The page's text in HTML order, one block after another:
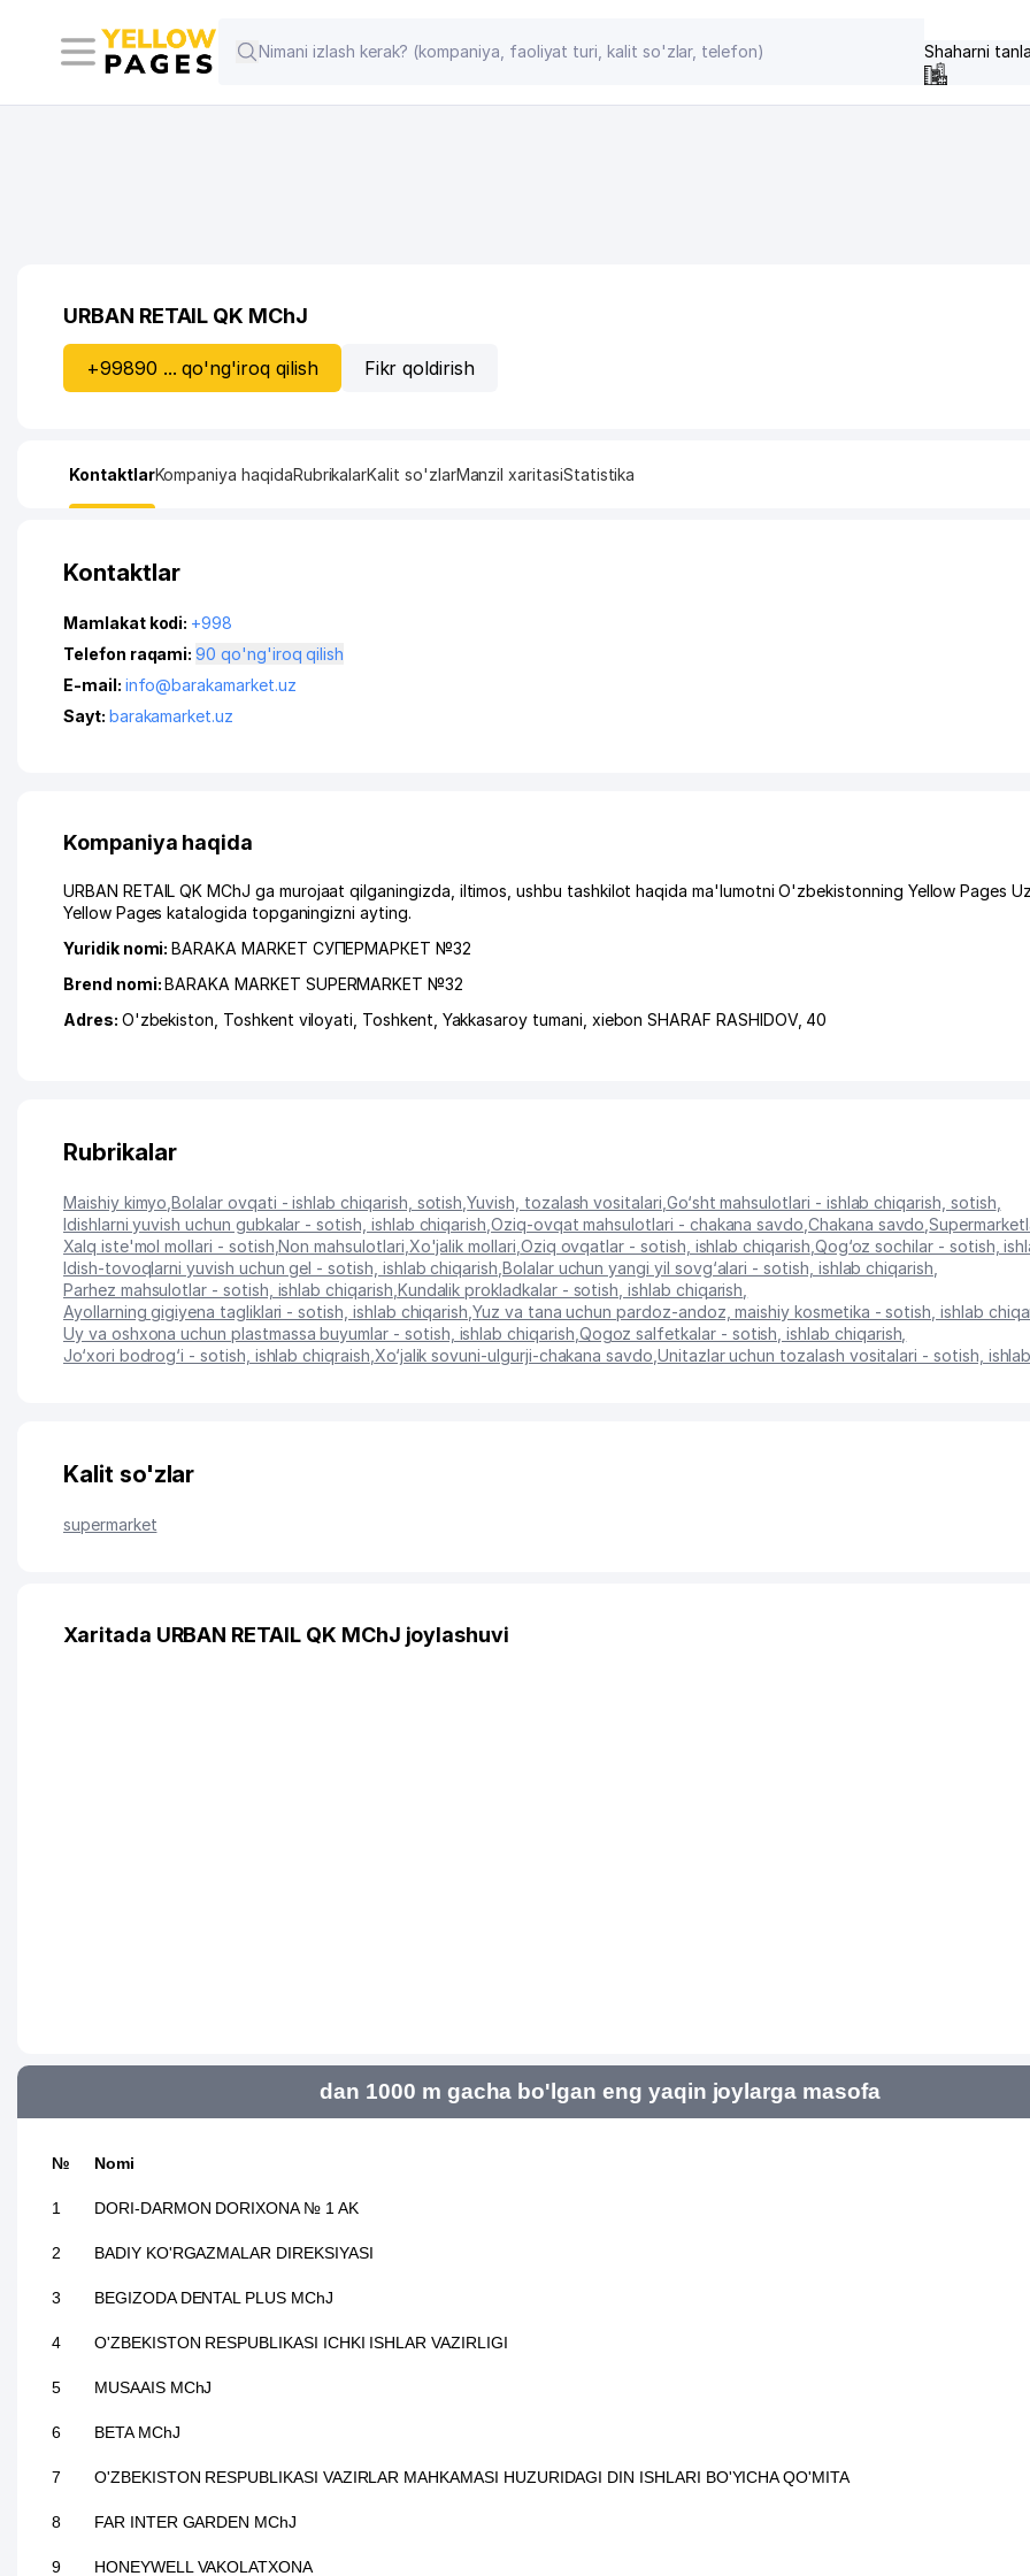
Shaharni
URBAN RETAIL QK MChJ
+99890 ... qo'ng'iroq qilish Fikr qoldirish
KontaktlarKompaniya haqidaRubrikalarKalit so'zlarManzil xaritasiStatistika
Kontaktlar
Mamlakat kodi: +998
Telefon raqami:
90 qo'ng'iroq qilish
E-mail: info@barakamarket.uz
Sayt: barakamarket.uz
Kompaniya haqida
URBAN RETAIL QK MChJ ga murojaat qilganingizda, iltimos, ushbu tashkilot haqida ma'lumotni O'zbekistonning Yellow Pages
Yellow Pages katalogida topganingizni ayting.
Yuridik nomi:BARAKA MARKET СУПЕРМАРКЕТ №32
Brend nomi:BARAKA MARKET SUPERMARKET №32
Adres: O'zbekiston, Toshkent viloyati Toshkent Yakkasaroy tumani xiеbon SHARAF RASHIDOV, 40
Rubrikalar
Maishiy kimyo ,Bolalar ovqati - ishlab chiqarish, sotish ,Yuvish, tozalash vositalari Go‘sht mahsulotlari - ishlab chiqarish, sotish
Idishlarni yuvish uchun gubkalar - sotish, ishlab chiqarish ,Oziq-ovqat mahsulotlari - chakana savdo ,Chakana savdo
Xalq iste'mol mollari - sotish ,Non mahsulotlari Xo'jalik mollari Oziq ovqatlar - sotish, ishlab chiqarish Qog‘oz sochilar - sotish,
Idish-tovoqlarni yuvish uchun gel - sotish, ishlab chiqarish Bolalar uchun yangi yil sovg‘alari - sotish, ishlab chiqarish
Parhez mahsulotlar - sotish, ishlab chiqarish Kundalik prokladkalar - sotish, ishlab chiqarish
Ayollarning gigiyena tagliklari - sotish, ishlab chiqarish ,Yuz va tana uchun pardoz-andoz, maishiy kosmetika - sotish, ishlab
Uy va oshxona uchun plastmassa buyumlar - sotish, ishlab chiqarish Qogoz salfetkalar - sotish, ishlab chiqarish
Jo‘xori bodrog‘i - sotish, ishlab chiqraish Xo‘jalik sovuni-ulgurji-chakana savdo Unitazlar uchun tozalash vositalari - sotish,
Kalit so'zlar
supermarket
Xaritada URBAN RETAIL QK MChJ joylashuvi
dan 1000 m gacha bo'lgan eng yaqin joylarga masofa
№ Nomi
1 DORI-DARMON DORIXONA № 1 AK
2 BADIY KO'RGAZMALAR DIREKSIYASI
3 BEGIZODA DENTAL PLUS MChJ
4 O'ZBEKISTON RESPUBLIKASI ICHKI ISHLAR VAZIRLIGI
5 MUSAAIS MChJ
6 BETA MChJ
7 O'ZBEKISTON RESPUBLIKASI VAZIRLAR MAHKAMASI HUZURIDAGI DIN ISHLARI BO'YICHA QO'MITA
8 FAR INTER GARDEN MChJ
9 HONEYWELL VAKOLATXONA